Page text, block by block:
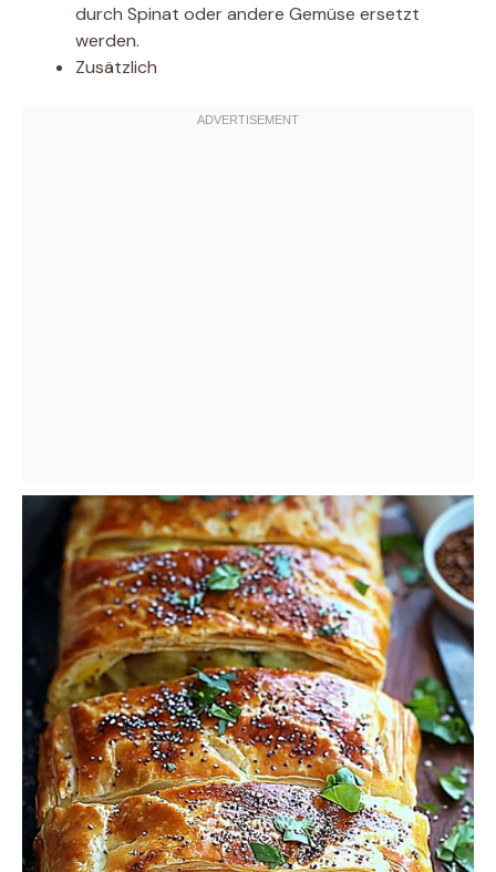
durch Spinat oder andere Gemüse ersetzt
werden.
Zusätzlich